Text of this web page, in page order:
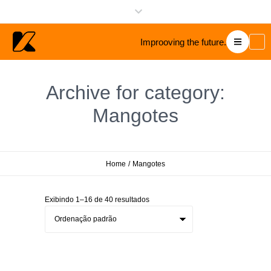
Improoving the future.
Archive for category:
Mangotes
Home / Mangotes
Exibindo 1–16 de 40 resultados